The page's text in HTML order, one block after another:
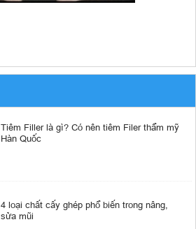
Tiêm Filler là gì? Có nên tiêm Filer thẩm mỹ
Hàn Quốc
4 loại chất cấy ghép phổ biến trong nâng,
sửa mũi